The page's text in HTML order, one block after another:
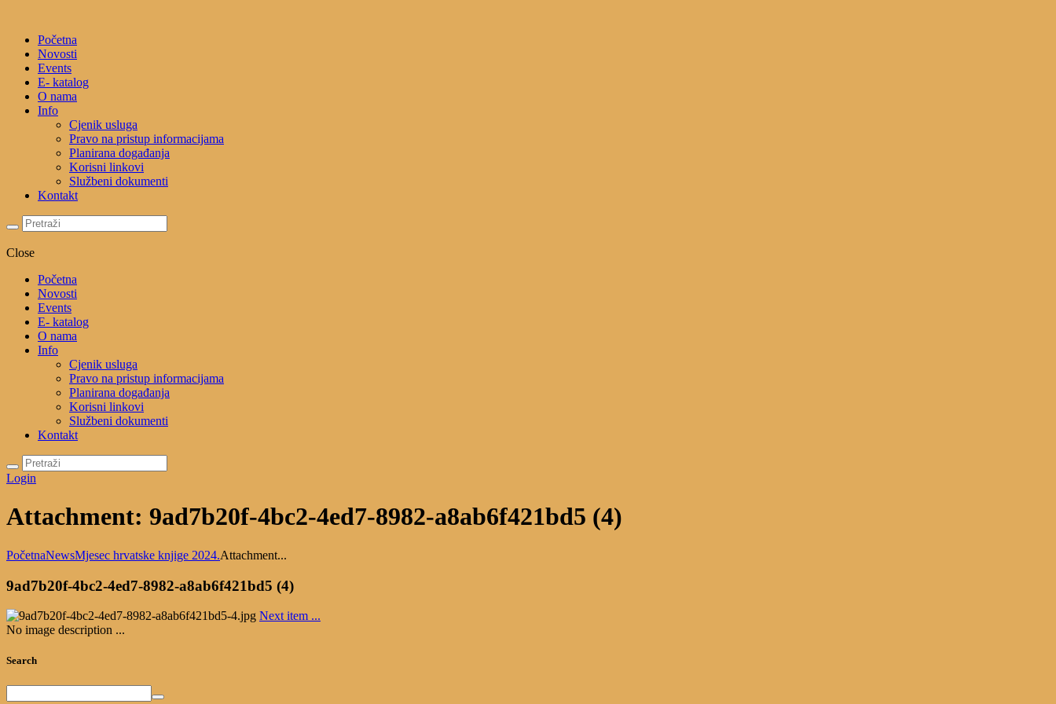
Početna
Novosti
Events
E- katalog
O nama
Info
Cjenik usluga
Pravo na pristup informacijama
Planirana događanja
Korisni linkovi
Službeni dokumenti
Kontakt
Close
Početna
Novosti
Events
E- katalog
O nama
Info
Cjenik usluga
Pravo na pristup informacijama
Planirana događanja
Korisni linkovi
Službeni dokumenti
Kontakt
Login
Attachment: 9ad7b20f-4bc2-4ed7-8982-a8ab6f421bd5 (4)
PočetnaNewsMjesec hrvatske knjige 2024.Attachment...
9ad7b20f-4bc2-4ed7-8982-a8ab6f421bd5 (4)
Next item ...
No image description ...
Search